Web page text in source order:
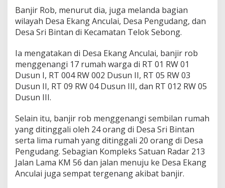
Banjir Rob, menurut dia, juga melanda bagian
wilayah Desa Ekang Anculai, Desa Pengudang, dan
Desa Sri Bintan di Kecamatan Telok Sebong.
Ia mengatakan di Desa Ekang Anculai, banjir rob
menggenangi 17 rumah warga di RT 01 RW 01
Dusun I, RT 004 RW 002 Dusun II, RT 05 RW 03
Dusun II, RT 09 RW 04 Dusun III, dan RT 012 RW 05
Dusun III.
Selain itu, banjir rob menggenangi sembilan rumah
yang ditinggali oleh 24 orang di Desa Sri Bintan
serta lima rumah yang ditinggali 20 orang di Desa
Pengudang. Sebagian Kompleks Satuan Radar 213
Jalan Lama KM 56 dan jalan menuju ke Desa Ekang
Anculai juga sempat tergenang akibat banjir.